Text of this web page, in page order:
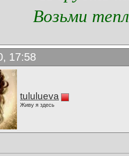
Возьми
17:58
tululueva
Живу я здесь